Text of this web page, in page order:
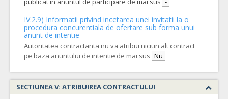
COD CPV:
33171000-9 Instrumente pentru anestezie si pentru reanimare
VALOAREA ESTIMATA FARA
TVA:
12.575,00 - 603.600,00 Leu
ATRIBUIT
4. Trusa originala 260 cm pentru administrarea nutritiei enterale cu multiconector
Cant min si max a acordului cadru, este specificata in caietul de sarcini, al prezentei documentatii.
IV.2.9) Informatii privind incetarea unei invitatii la o
procedura concurentiala de ofertare sub forma unui
anunt de intentie
Autoritatea contractanta nu va atribui niciun alt contract
pe baza anuntului de intentie de mai sus Nu
SECTIUNEA V: ATRIBUIREA CONTRACTULUI